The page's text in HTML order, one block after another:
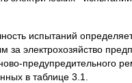
испытаний
за электрохозяйство
предупредительного
в таблице 3.1.